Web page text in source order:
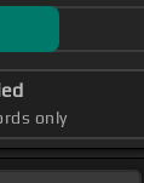
only